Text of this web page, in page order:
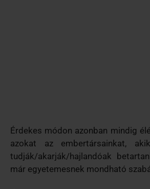
Érdekes módon azonban mindig
azokat az embertársainkat,
tudják/akarják/hajlandóak
már egyetemesnek mondható